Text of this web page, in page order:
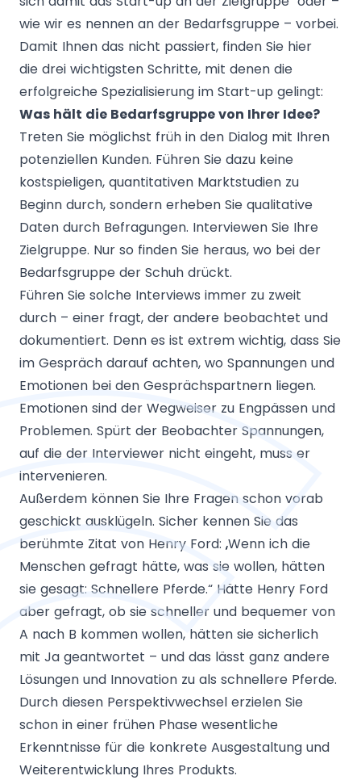
wie wir es nennen an der Bedarfsgruppe – vorbei.
Damit Ihnen das nicht passiert, finden Sie hier
die drei wichtigsten Schritte, mit denen die
erfolgreiche Spezialisierung im Start-up gelingt:
Was hält die Bedarfsgruppe von Ihrer Idee?
Treten Sie möglichst früh in den Dialog mit Ihren
potenziellen Kunden. Führen Sie dazu keine
kostspieligen, quantitativen Marktstudien zu
Beginn durch, sondern erheben Sie qualitative
Daten durch Befragungen. Interviewen Sie Ihre
Zielgruppe. Nur so finden Sie heraus, wo bei der
Bedarfsgruppe der Schuh drückt.
Führen Sie solche Interviews immer zu zweit
durch – einer fragt, der andere beobachtet und
dokumentiert. Denn es ist extrem wichtig, dass Sie
im Gespräch darauf achten, wo Spannungen und
Emotionen bei den Gesprächspartnern liegen.
Emotionen sind der Wegweiser zu Engpässen und
Problemen. Spürt der Beobachter Spannungen,
auf die der Interviewer nicht eingeht, muss er
intervenieren.
Außerdem können Sie Ihre Fragen schon vorab
geschickt ausklügeln. Sicher kennen Sie das
berühmte Zitat von Henry Ford: „Wenn ich die
Menschen gefragt hätte, was sie wollen, hätten
sie gesagt: Schnellere Pferde.“ Hätte Henry Ford
aber gefragt, ob sie schneller und bequemer von
A nach B kommen wollen, hätten sie sicherlich
mit Ja geantwortet – und das lässt ganz andere
Lösungen und Innovation zu als schnellere Pferde.
Durch diesen Perspektivwechsel erzielen Sie
schon in einer frühen Phase wesentliche
Erkenntnisse für die konkrete Ausgestaltung und
Weiterentwicklung Ihres Produkts.